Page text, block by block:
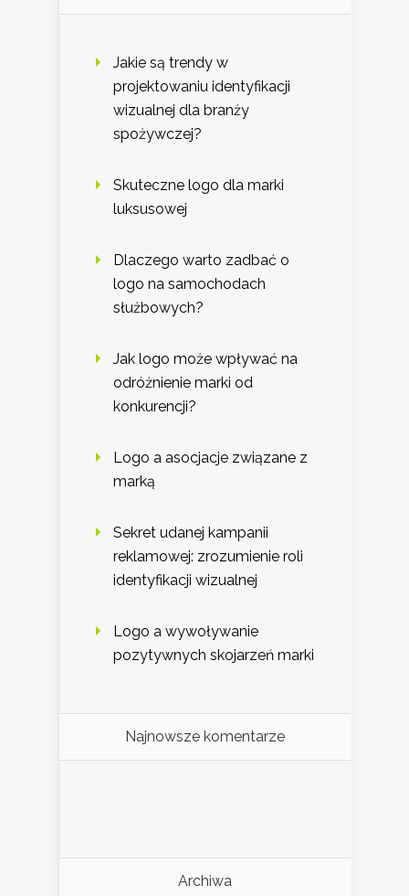
Jakie są trendy w
projektowaniu identyfikacji
wizualnej dla branży
spożywczej?
Skuteczne logo dla marki
luksusowej
Dlaczego warto zadbać o
logo na samochodach
służbowych?
Jak logo może wpływać na
odróżnienie marki od
konkurencji?
Logo a asocjacje związane z
marką
Sekret udanej kampanii
reklamowej: zrozumienie roli
identyfikacji wizualnej
Logo a wywoływanie
pozytywnych skojarzeń marki
Najnowsze komentarze
Archiwa